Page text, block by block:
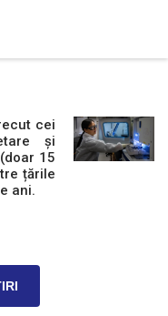
cei
și
15
țările
ani.